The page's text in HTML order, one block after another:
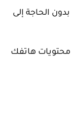
الحاجة إلى
هاتفك